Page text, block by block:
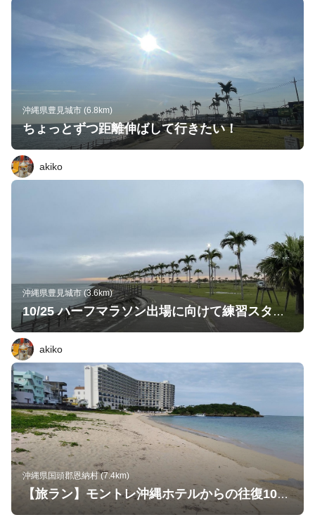
て、そのまま国道58号を北上してザ・ブセナテラスに戻
る約5kmのコース。 恩納や名護の海沿いのいろいろなリ
ゾートホテルを見たり散策するのも楽しいので、オススメ
沖縄県豊見城市 (6.8km)
ちょっとずつ距離伸ばして行きたい！
akiko
沖縄県豊見城市 (3.6km)
10/25 ハーフマラソン出場に向けて練習スタート🏃‍♀️
akiko
沖縄県国頭郡恩納村 (7.4km)
【旅ラン】モントレ沖縄ホテルからの往復10キロコース